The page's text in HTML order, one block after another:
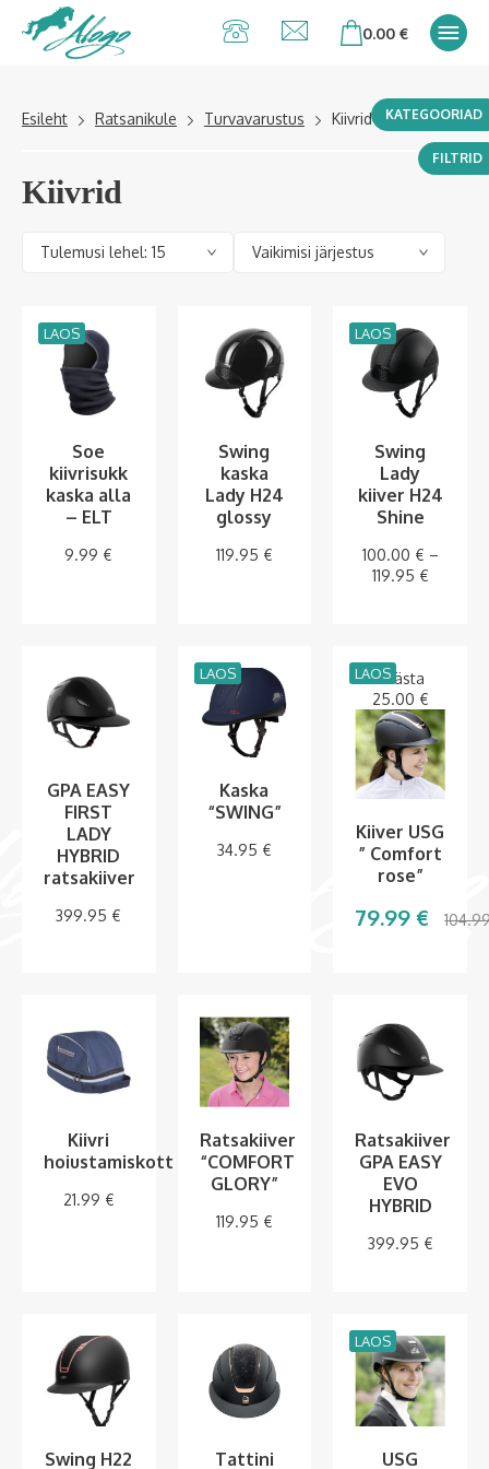
Alogo Hobu ja
ratsavarustus
0.00 €
Esileht Ratsanikule Turvavarustus Kiivrid
Kiivrid
Soe
kiivrisukk
kaska alla
– ELT
9.99 €
LAOS
Swing
kaska
Lady H24
glossy
119.95 €
Swing
Lady
kiiver H24
Shine
100.00 € –
119.95 €
LAOS
GPA EASY
FIRST
LADY
HYBRID
ratsakiiver
399.95 €
Kaska
“SWING”
34.95 €
LAOS
Säästa
25.00 €
Kiiver USG
” Comfort
rose”
79.99 €
LAOS
Kiivri
hoiustamiskott
21.99 €
Ratsakiiver
“COMFORT
GLORY”
119.95 €
Ratsakiiver
GPA EASY
EVO
HYBRID
399.95 €
Swing H22 Tattini USG
LAOS
KATEGOORIAD
FILTRID